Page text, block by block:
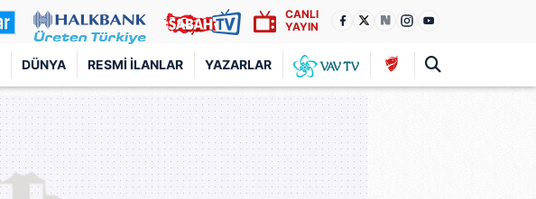
CANLI
YAYIN
DÜNYA RESMI İLANLAR YAZARLAR